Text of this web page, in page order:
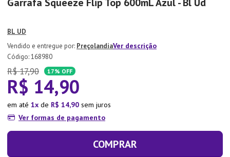
BL UD
PreçolandiaVer descrição
:168980
R$ 17,90 17% OFF
R$ 14,90
em até 1 de R$ 14,90 sem juros
Ver formas de pagamento
COMPRAR
5 º
Prato
7º
Xicara
8º
Tapete
9º
Aparelho Jantar
10
Lixeira